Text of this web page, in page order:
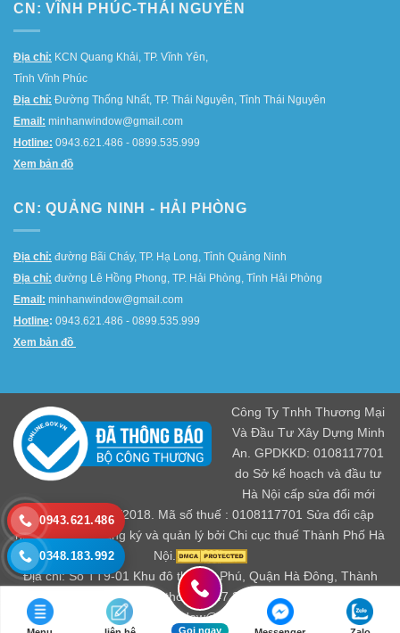
CN: VĨNH PHÚC-THÁI NGUYÊN
Địa chỉ: KCN Quang Khải, TP. Vĩnh Yên,
Tỉnh Vĩnh Phúc
Địa chỉ: Đường Thống Nhất, TP. Thái Nguyên, Tỉnh Thái Nguyên
Email: minhanwindow@gmail.com
Hotline: 0943.621.486 - 0899.535.999
Xem bản đồ
CN: QUẢNG NINH - HẢI PHÒNG
Địa chỉ: đường Bãi Cháy, TP. Hạ Long, Tỉnh Quảng Ninh
Địa chỉ: đường Lê Hồng Phong, TP. Hải Phòng, Tỉnh Hải Phòng
Email: minhanwindow@gmail.com
Hotline: 0943.621.486 - 0899.535.999
Xem bản đồ
Công Ty Tnhh Thương Mại
Và Đầu Tư Xây Dựng Minh
An. GPDKKD: 0108117701
do Sở kế hoạch và đầu tư
Hà Nội cấp sửa đổi mới
nhất ngày 04/01/2018. Mã số thuế : 0108117701 Sửa đổi cập
nhật mới nhất đăng ký và quản lý bởi Chi cục thuế Thành Phố Hà
Nội.
Địa chỉ: Số TT9-01 Khu đô thị Văn Phú, Quận Hà Đông, Thành
Phố Hà Nội. Điện thoại: 0247.303.6386. - Email:
minhanwindow@gmail.com.
0943.621.486
0348.183.992
Gọi ngay